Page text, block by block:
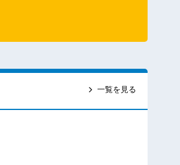
一覧を見る